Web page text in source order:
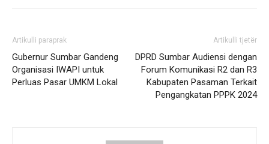
Artikulli paraprak
Gubernur Sumbar Gandeng
Organisasi IWAPI untuk
Perluas Pasar UMKM Lokal
Artikulli tjetër
DPRD Sumbar Audiensi dengan
Forum Komunikasi R2 dan R3
Kabupaten Pasaman Terkait
Pengangkatan PPPK 2024